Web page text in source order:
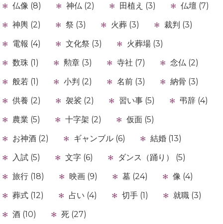
仏像 (8)
神仏 (2) 田植え (3)
仏壇 (7)
神輿 (2)
祭 (3) 火葬 (3)
裁判 (3)
電報 (4)
文化祭 (3)
火葬場 (3)
数珠 (1)
勲章 (3) 寺社 (7)
念仏 (2)
般若 (1)
小判 (2) 名前 (3)
納骨 (3)
供養 (2)
袈裟 (2) 習い事 (5)
弔辞 (4)
農業 (5)
十字架 (2)
仮面 (5)
お神酒 (2)
ギャンブル (6)
結婚 (13)
入試 (5)
文字 (6)
ダンス（踊り） (5)
旅行 (18)
映画 (9) 墓 (24)
像 (4)
葬式 (12)
占い (4) 切手 (1)
就職 (3)
酒 (10)
死 (27)